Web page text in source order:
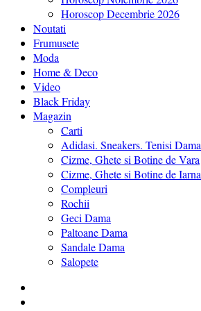
Horoscop Decembrie 2026
Noutati
Frumusete
Moda
Home & Deco
Video
Black Friday
Magazin
Carti
Adidasi. Sneakers. Tenisi Dama
Cizme, Ghete si Botine de Vara
Cizme, Ghete si Botine de Iarna
Compleuri
Rochii
Geci Dama
Paltoane Dama
Sandale Dama
Salopete